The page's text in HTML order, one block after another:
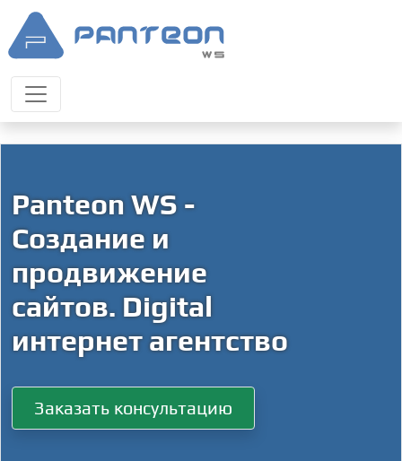
Panteon WS -
Создание и
продвижение
сайтов. Digital
интернет агентство
Заказать консультацию